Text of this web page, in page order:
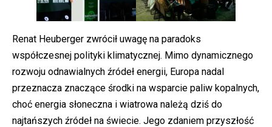
Renat Heuberger zwrócił uwagę na paradoks
współczesnej polityki klimatycznej. Mimo dynamicznego
rozwoju odnawialnych źródeł energii, Europa nadal
przeznacza znaczące środki na wsparcie paliw kopalnych,
choć energia słoneczna i wiatrowa należą dziś do
najtańszych źródeł na świecie. Jego zdaniem przyszłość